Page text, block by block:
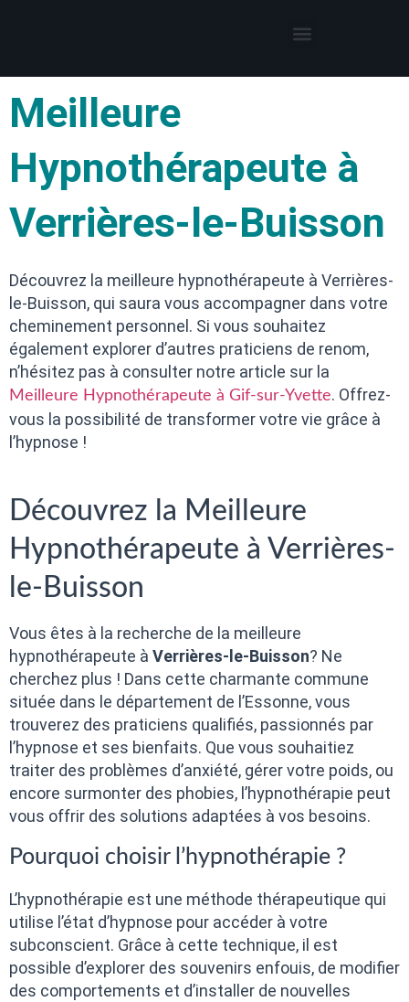
Meilleure
Hypnothérapeute à
Verrières-le-Buisson
Découvrez la meilleure hypnothérapeute à Verrières-
le-Buisson, qui saura vous accompagner dans votre
cheminement personnel. Si vous souhaitez
également explorer d’autres praticiens de renom,
n’hésitez pas à consulter notre article sur la
Meilleure Hypnothérapeute à Gif-sur-Yvette. Offrez-
vous la possibilité de transformer votre vie grâce à
l’hypnose !
Découvrez la Meilleure
Hypnothérapeute à Verrières-
le-Buisson
Vous êtes à la recherche de la meilleure
hypnothérapeute à Verrières-le-Buisson? Ne
cherchez plus ! Dans cette charmante commune
située dans le département de l’Essonne, vous
trouverez des praticiens qualifiés, passionnés par
l’hypnose et ses bienfaits. Que vous souhaitiez
traiter des problèmes d’anxiété, gérer votre poids, ou
encore surmonter des phobies, l’hypnothérapie peut
vous offrir des solutions adaptées à vos besoins.
Pourquoi choisir l’hypnothérapie ?
L’hypnothérapie est une méthode thérapeutique qui
utilise l’état d’hypnose pour accéder à votre
subconscient. Grâce à cette technique, il est
possible d’explorer des souvenirs enfouis, de modifier
des comportements et d’installer de nouvelles